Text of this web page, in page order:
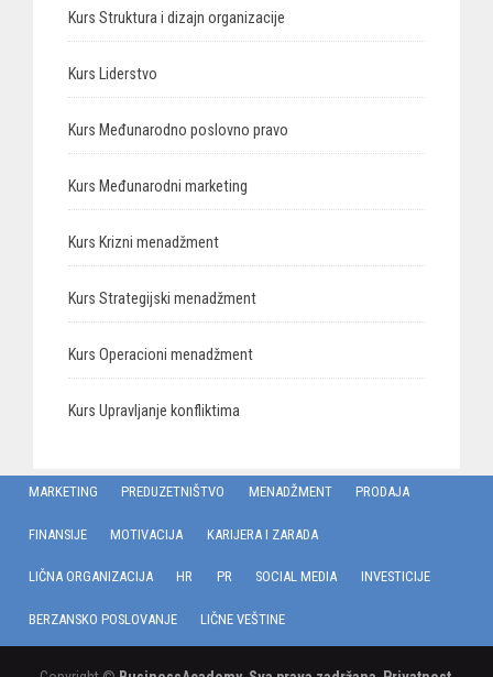
Kurs Struktura i dizajn organizacije
Kurs Liderstvo
Kurs Međunarodno poslovno pravo
Kurs Međunarodni marketing
Kurs Krizni menadžment
Kurs Strategijski menadžment
Kurs Operacioni menadžment
Kurs Upravljanje konfliktima
MARKETING PREDUZETNIŠTVO MENADŽMENT PRODAJA
FINANSIJE MOTIVACIJA KARIJERA I ZARADA
LIČNA ORGANIZACIJA HR PR SOCIAL MEDIA INVESTICIJE
BERZANSKO POSLOVANJE LIČNE VEŠTINE